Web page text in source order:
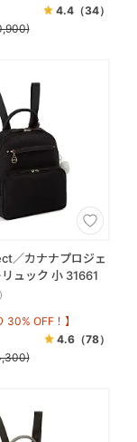
4.4 （34）
／カナナプロジェ
ーリュック 小 31661
30% OFF！】
4.6 （78）